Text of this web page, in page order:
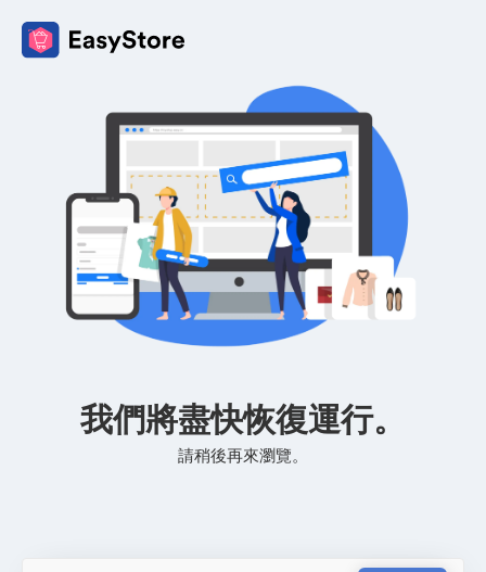
我們將盡快恢復運行。
請稍後再來瀏覽。